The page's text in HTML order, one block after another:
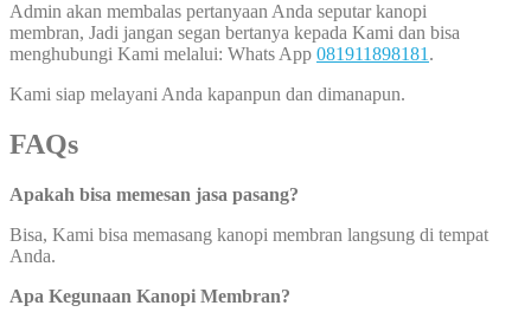
Admin akan membalas pertanyaan Anda seputar kanopi
membran, Jadi jangan segan bertanya kepada Kami dan bisa
menghubungi Kami melalui: Whats App 081911898181.
Kami siap melayani Anda kapanpun dan dimanapun.
FAQs
Apakah bisa memesan jasa pasang?
Bisa, Kami bisa memasang kanopi membran langsung di tempat
Anda.
Apa Kegunaan Kanopi Membran?